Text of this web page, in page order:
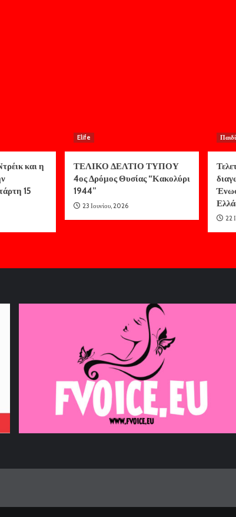
και η
15
Elife
ΤΕΛΙΚΟ ΔΕΛΤΙΟ ΤΥΠΟΥ
4ος Δρόμος Θυσίας “Κακολύρι
1944”
23 Ιουνίου, 2026
Παιδί
22